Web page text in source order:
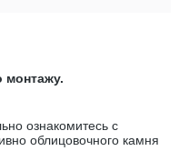
монтажу.
ознакомитесь с
облицовочного камня